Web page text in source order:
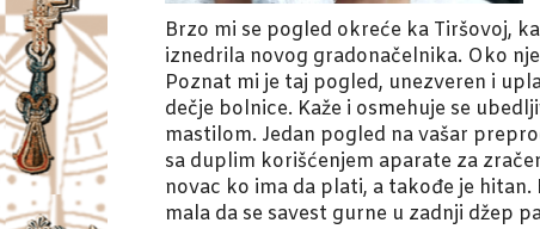
Brzo mi se pogled okreće ka Tiršovoj,
iznedrila novog gradonačelnika. Oko
Poznat mi je taj pogled, unezveren i
dečje bolnice. Kaže i osmehuje se
mastilom. Jedan pogled na vašar
sa duplim korišćenjem aparate za
novac ko ima da plati, a takođe je
mala da se savest gurne u zadnji džep